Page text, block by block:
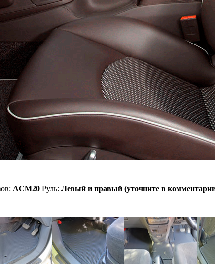
Эконом Стандарт
3350 8300
В корзину
350 600 800
В корзину
1500
В корзину
В корзину